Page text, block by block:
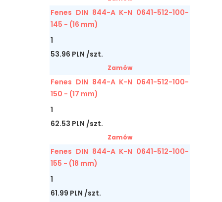
Fenes DIN 844-A K-N 0641-512-100-
145 - (16 mm)
1
53.96 PLN /szt.
Zamów
Fenes DIN 844-A K-N 0641-512-100-
150 - (17 mm)
1
62.53 PLN /szt.
Zamów
Fenes DIN 844-A K-N 0641-512-100-
155 - (18 mm)
1
61.99 PLN /szt.